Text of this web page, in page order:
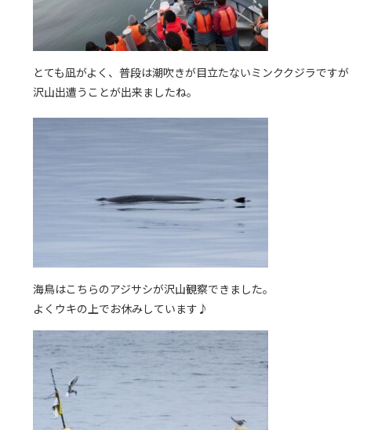
とても凪がよく、普段は潮吹きが目立たないミンククジラですが
沢山出遭うことが出来ましたね。
海鳥はこちらのアジサシが沢山観察できました。
よくウキの上でお休みしています♪